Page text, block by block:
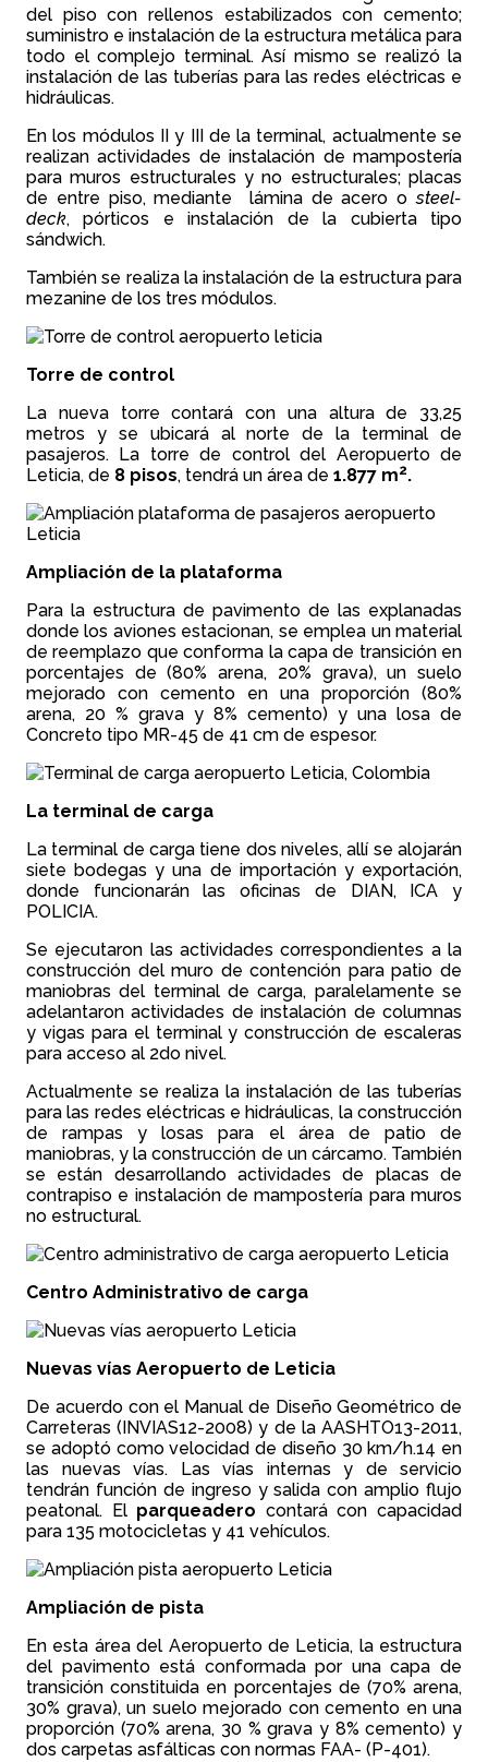
del piso con rellenos estabilizados con cemento;
suministro e instalación de la estructura metálica para
todo el complejo terminal. Así mismo se realizó la
instalación de las tuberías para las redes eléctricas e
hidráulicas.
En los módulos II y III de la terminal, actualmente se
realizan actividades de instalación de mampostería
para muros estructurales y no estructurales; placas
de entre piso, mediante lámina de acero osteel-
deck, pórticos e instalación de la cubierta tipo
sándwich.
También se realiza la instalación de la estructura para
mezanine de los tres módulos.
Torre de control
La nueva torre contará con una altura de 33,25
metros y se ubicará al norte de la terminal de
pasajeros. La torre de control del Aeropuerto de
Leticia, de 8 pisos, tendrá un área de 1.877 m2.
Ampliación de la plataforma
Para la estructura de pavimento de las explanadas
donde los aviones estacionan, se emplea un material
de reemplazo que conforma la capa de transición en
porcentajes de (80% arena, 20% grava), un suelo
mejorado con cemento en una proporción (80%
arena, 20 % grava y 8% cemento) y una losa de
Concreto tipo MR-45 de 41 cm de espesor.
La terminal de carga
La terminal de carga tiene dos niveles, allí se alojarán
siete bodegas y una de importación y exportación,
donde funcionarán las oficinas de DIAN, ICA y
POLICIA.
Se ejecutaron las actividades correspondientes a la
construcción del muro de contención para patio de
maniobras del terminal de carga, paralelamente se
adelantaron actividades de instalación de columnas
y vigas para el terminal y construcción de escaleras
para acceso al 2do nivel.
Actualmente se realiza la instalación de las tuberías
para las redes eléctricas e hidráulicas, la construcción
de rampas y losas para el área de patio de
maniobras, y la construcción de un cárcamo. También
se están desarrollando actividades de placas de
contrapiso e instalación de mampostería para muros
no estructural.
Centro Administrativo de carga
Nuevas vías Aeropuerto de Leticia
De acuerdo con el Manual de Diseño Geométrico de
Carreteras (INVIAS12-2008) y de la AASHTO13-2011,
se adoptó como velocidad de diseño 30 km/h.14 en
las nuevas vías. Las vías internas y de servicio
tendrán función de ingreso y salida con amplio flujo
peatonal. El parqueadero contará con capacidad
para 135 motocicletas y 41 vehículos.
Ampliación de pista
En esta área del Aeropuerto de Leticia, la estructura
del pavimento está conformada por una capa de
transición constituida en porcentajes de (70% arena,
30% grava), un suelo mejorado con cemento en una
proporción (70% arena, 30 % grava y 8% cemento) y
dos carpetas asfálticas con normas FAA- (P-401).